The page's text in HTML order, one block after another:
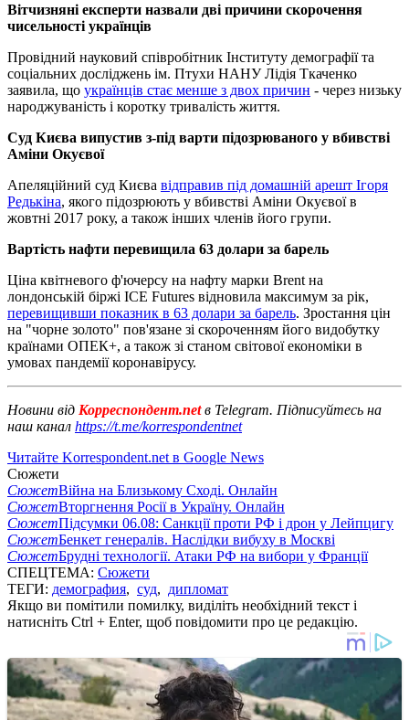
Вітчизняні експерти назвали дві причини скорочення
чисельності українців
Провідний науковий співробітник Інституту демографії та
соціальних досліджень ім. Птухи НАНУ Лідія Ткаченко
заявила, що українців стає менше з двох причин - через низьку
народжуваність і коротку тривалість життя.
Суд Києва випустив з-під варти підозрюваного у вбивстві
Аміни Окуєвої
Апеляційний суд Києва відправив під домашній арешт Ігоря
Редькіна, якого підозрюють у вбивстві Аміни Окуєвої в
жовтні 2017 року, а також інших членів його групи.
Вартість нафти перевищила 63 долари за барель
Ціна квітневого ф'ючерсу на нафту марки Brent на
лондонській біржі ICE Futures відновила максимум за рік,
перевищивши показник в 63 долари за барель. Зростання цін
на "чорне золото" пов'язане зі скороченням його видобутку
країнами ОПЕК+, а також зі станом світової економіки в
умовах пандемії коронавірусу.
Новини від Корреспондент.netв Telegram. Підписуйтесь на
наш канал https://t.me/korrespondentnet
Читайте Korrespondent.net в Google News
Сюжети
СюжетВійна на Близькому Сході. Онлайн
СюжетВторгнення Росії в Україну. Онлайн
СюжетПідсумки 06.08: Санкції проти РФ і дрон у Лейпцигу
СюжетБенкет генералів. Наслідки вибуху в Москві
СюжетБрудні технології. Атаки РФ на вибори у Франції
СПЕЦТЕМА: Сюжети
ТЕГИ: демография, суд, дипломат
Якщо ви помітили помилку, виділіть необхідний текст і
натисніть Ctrl + Enter, щоб повідомити про це редакцію.